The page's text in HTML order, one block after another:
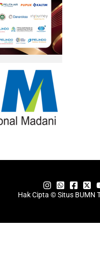
Hak Cipta © Situs BUMN